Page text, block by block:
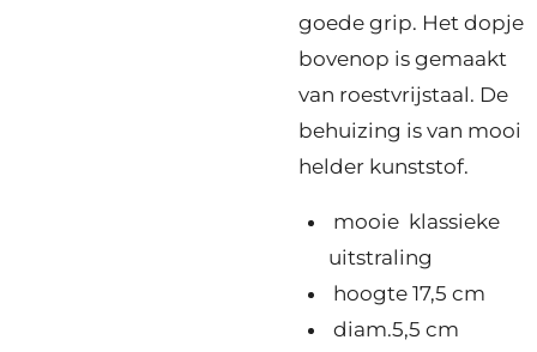
goede grip. Het dopje
bovenop is gemaakt
van roestvrijstaal. De
behuizing is van mooi
helder kunststof.
mooie klassieke
uitstraling
hoogte 17,5 cm
diam.5,5 cm